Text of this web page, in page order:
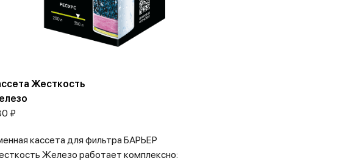
Жесткость
₽
кассета для фильтра БАРЬЕР
Железо работает комплексно: